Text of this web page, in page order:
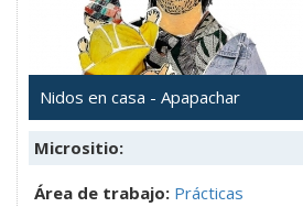
Nidos en casa - Apapachar
Micrositio:
Área de trabajo: Prácticas